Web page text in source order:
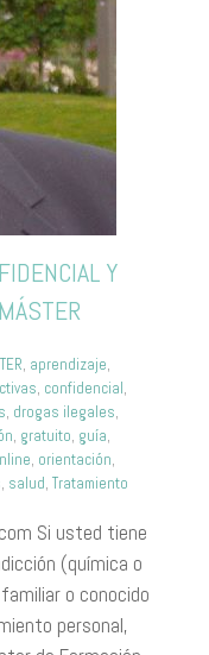
Y
, aprendizaje,
, confidencial,
, drogas ilegales,
, gratuito, guía,
, orientación,
, salud, Tratamiento
Si usted tiene
(química o
o conocido
personal,